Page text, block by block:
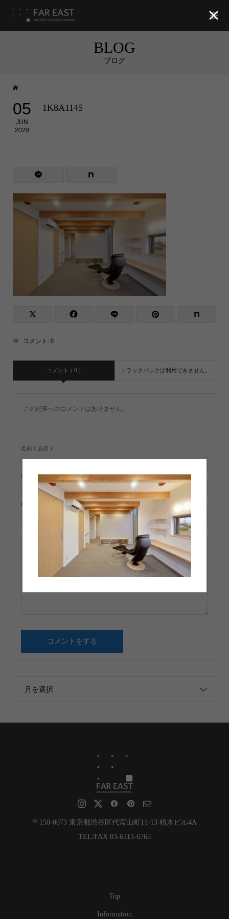
BLOG
ブログ
05
JUN
2020
1K8A1145
コメント: 0
コメント ( 0 ) トラックバックは利用できません。
この記事へのコメントはありません。
名前 ( 必須 )
E-MAIL ( 必須 ) ※ 公開されません
URL
月を選択
〒150-0073 東京都渋谷区代官山町11-13 植木ビル4A
TEL/FAX 03-6313-6765
Top
Information
